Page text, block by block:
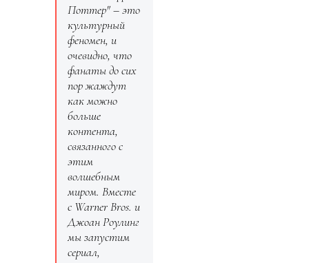
Поттер" – это
культурный
феномен, и
очевидно, что
фанаты до сих
пор жаждут
как можно
больше
контента,
связанного с
этим
волшебным
миром. Вместе
с Warner Bros. и
Джоан Роулинг
мы запустим
сериал,